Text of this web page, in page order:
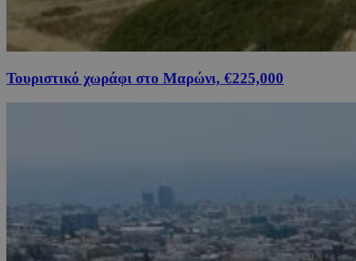
Τουριστικό χωράφι στο Μαρώνι, €225,000